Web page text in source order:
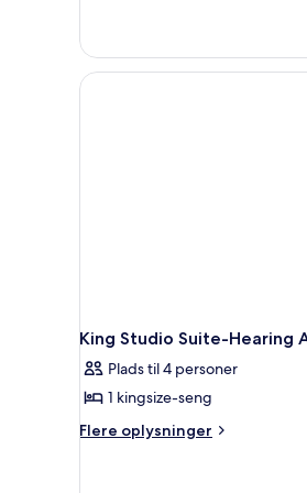
King Studio Suite-Hearing
Plads til 4 personer
1 kingsize-seng
Flere oplysninger
Flere